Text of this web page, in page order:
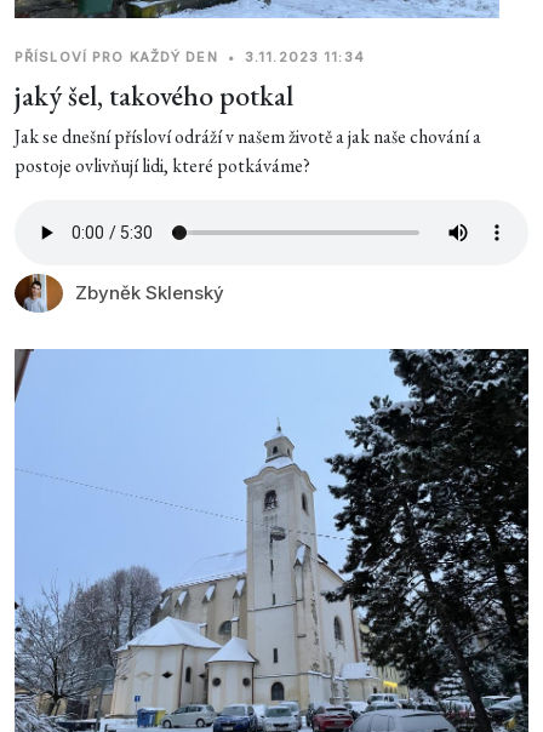
PŘÍSLOVÍ PRO KAŽDÝ DEN • 3.11.2023 11:34
jaký šel, takového potkal
Jak se dnešní přísloví odráží v našem životě a jak naše chování a
postoje ovlivňují lidi, které potkáváme?
Zbyněk Sklenský